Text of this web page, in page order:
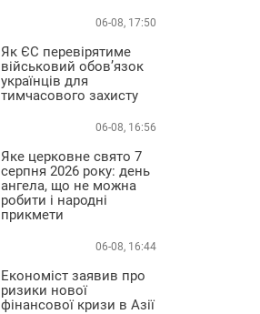
06-08, 17:50
Як ЄС перевірятиме
військовий обов’язок
українців для
тимчасового захисту
06-08, 16:56
Яке церковне свято 7
серпня 2026 року: день
ангела, що не можна
робити і народні
прикмети
06-08, 16:44
Економіст заявив про
ризики нової
фінансової кризи в Азії